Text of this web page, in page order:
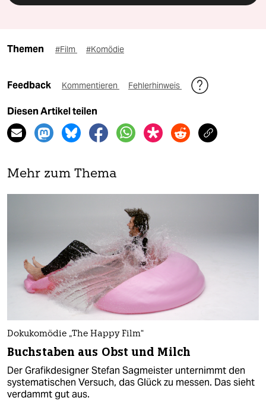
Themen #Film #Komödie
Feedback Kommentieren Fehlerhinweis
Diesen Artikel teilen
Mehr zum Thema
Dokukomödie „The Happy Film“
Buchstaben aus Obst und Milch
Der Grafikdesigner Stefan Sagmeister unternimmt den
systematischen Versuch, das Glück zu messen. Das sieht
verdammt gut aus.